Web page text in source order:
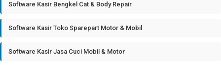
Software Kasir Bengkel Cat & Body Repair
Software Kasir Toko Sparepart Motor & Mobil
Software Kasir Jasa Cuci Mobil & Motor